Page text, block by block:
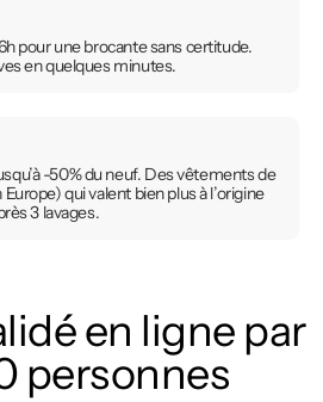
pour une brocante sans certitude.
en quelques minutes.
-50% du neuf. Des vêtements de
qui valent bien plus à l’origine
3 lavages.
en ligne par
personnes